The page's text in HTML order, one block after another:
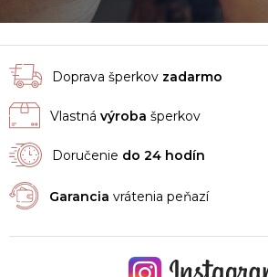
Doprava šperkov zadarmo
Vlastná výroba šperkov
Doručenie do 24 hodín
Garancia vrátenia peňazí